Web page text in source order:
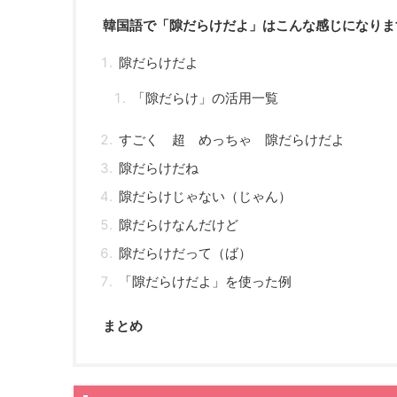
韓国語で「隙だらけだよ」はこんな感じになり
隙だらけだよ
「隙だらけ」の活用一覧
すごく 超 めっちゃ 隙だらけだよ
隙だらけだね
隙だらけじゃない（じゃん）
隙だらけなんだけど
隙だらけだって（ば）
「隙だらけだよ」を使った例
まとめ